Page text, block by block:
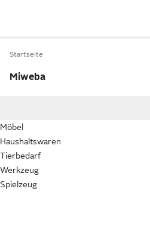
Startseite
Miweba
Möbel
Haushaltswaren
Tierbedarf
Werkzeug
Spielzeug